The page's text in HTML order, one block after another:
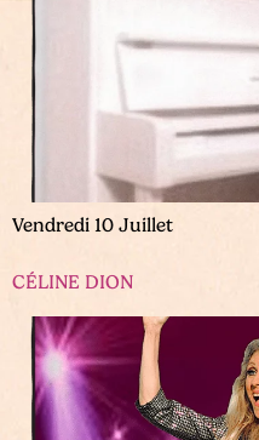
Vendredi 10 Juillet
CÉLINE DION